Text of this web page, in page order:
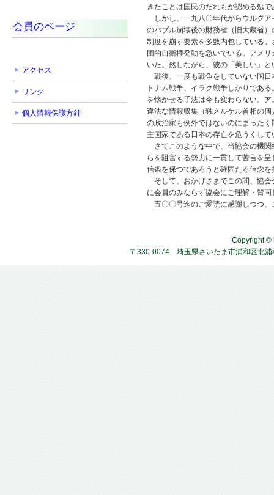
きたことは国民のだれもが認める処で
しかし、一九八〇年代からウルグア
のバブル崩壊後の財務省（旧大蔵省
制度を崩す要素を多数内包している
団的自衛権発動を急いでいる。アメ
いた。然しながら、彼の「美しい」
戦後、一度も戦争をしていない国日
トナム戦争、イラク戦争しかりであ
を懐かせる手法は今も変わらない。
違法な情報収集（独メルケル首相の
の政治家も例外ではないのにまった
主国家である日本の存亡を危うくして
さてこのような中で、当協会の機関
らを阻害する勢力に一貫して苦言を
信条を保つであろうと確固たる信念
そして、おかげさまでこの間、協会
に会員のみならず協会にご理解・賛
五〇〇号迄のご愛読に感謝しつつ、
会員のページ
アクセス
リンク
個人情報保護方針
Copyright ©
〒330-0074 埼玉県さいたま市浦和区北